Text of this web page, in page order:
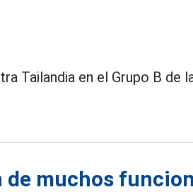
Tailandia en el Grupo B de
de muchos